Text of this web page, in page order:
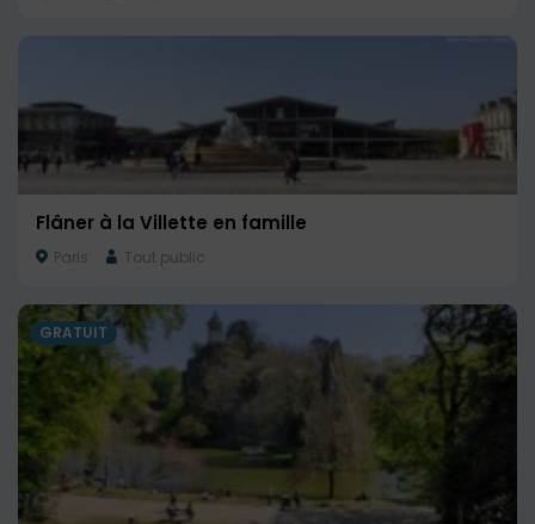
Flâner à la Villette en famille
Paris Tout public
GRATUIT